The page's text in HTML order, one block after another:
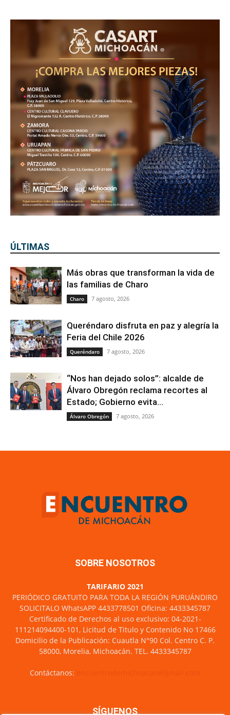
ÚLTIMAS
Más obras que transforman la vida de
las familias de Charo
Charo 7 agosto, 2026
Queréndaro disfruta en paz y alegría la
Feria del Chile 2026
Queréndaro 7 agosto, 2026
“Nos han dejado solos”: alcalde de
Álvaro Obregón reclama recortes al
Estado; Gobierno evita...
Álvaro Obregón 7 agosto, 2026
SOBRE NOSOTROS
TARIFARIO 2021
PERIÓDICO GRATUITO PARA TODA LA REGIÓN PURUÁNDIRO
SOLICITALO WhatsAPP 4433778501 Oficina: 4433345787
Certificado de Derechos al uso exclusivo: 04-2021-
111214094400-101, Licitud de Titulo y Contenido No 17466
Domicilio de la Publicación: Cuautla N°90 Col. Centro C. P.
58000, Morelia, Michoacán. TEL. 4433345787
Contáctanos:
SÍGUENOS